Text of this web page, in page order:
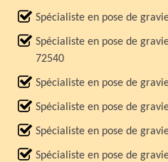
Spécialiste en pose de
Spécialiste en pose de
72540
Spécialiste en pose de
Spécialiste en pose de
Spécialiste en pose de
Spécialiste en pose de